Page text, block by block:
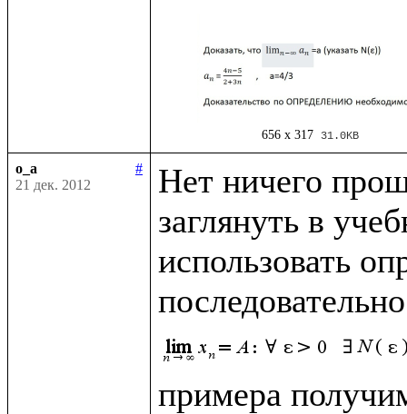
656 x 317 31.0KB
o_a
#
21 дек. 2012
Нет ничего
заглянуть в
использовать
примера